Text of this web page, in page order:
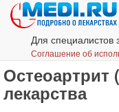
Для специалистов
Соглашение об
Остеоартрит
лекарства